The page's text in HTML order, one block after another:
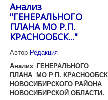
Анализ
"ГЕНЕРАЛЬНОГО
ПЛАНА МО Р.П.
КРАСНООБСК..."
Автор Редакция
Анализ ГЕНЕРАЛЬНОГО
ПЛАНА МО Р.П. КРАСНООБСК
НОВОСИБИРСКОГО РАЙОНА
НОВОСИБИРСКОЙ ОБЛАСТИ.